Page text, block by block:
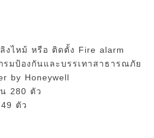
งไหม้ หรือ ติดตั้ง Fire alarm
รมป้องกันและบรรเทาสาธารณภัย
by Honeywell
280 ตัว
ตัว